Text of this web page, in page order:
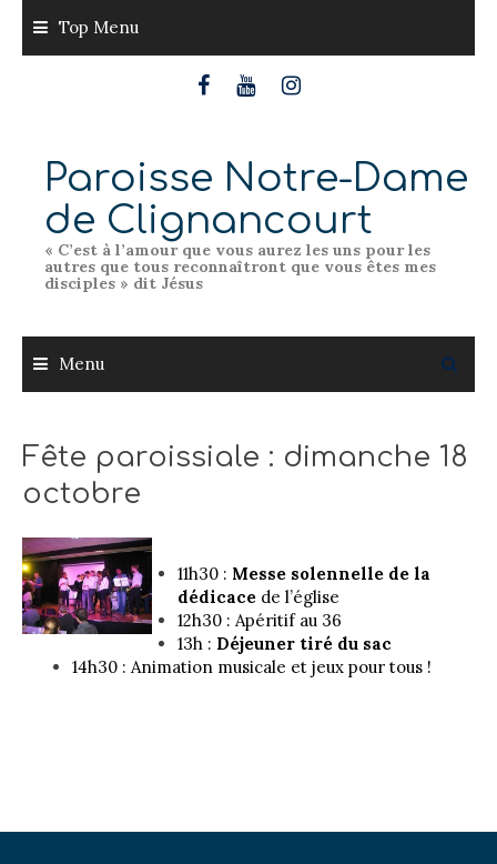
content
Top Menu
Paroisse Notre-Dame
de Clignancourt
« C’est à l’amour que vous aurez les uns pour les
autres que tous reconnaîtront que vous êtes mes
disciples » dit Jésus
Menu
Fête paroissiale : dimanche 18
octobre
11h30 : Messe solennelle de la
dédicacede l’église
12h30 : Apéritif au 36
13h : Déjeuner tiré du sac
14h30 : Animation musicale et jeux pour tous !